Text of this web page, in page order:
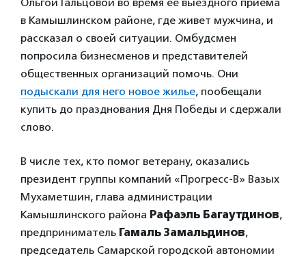
в Камышлинском районе, где живет мужчина, и
рассказал о своей ситуации. Омбудсмен
попросила бизнесменов и представителей
общественных организаций помочь. Они
подыскали для него новое жилье, пообещали
купить до празднования Дня Победы и сдержали
слово.
В числе тех, кто помог ветерану, оказались
президент группы компаний «Прогресс-В» Вазых
Мухаметшин, глава администрации
Камышлинского района Рафаэль Багаутдинов,
предприниматель Гамаль Замальдинов,
председатель Самарской городской автономии